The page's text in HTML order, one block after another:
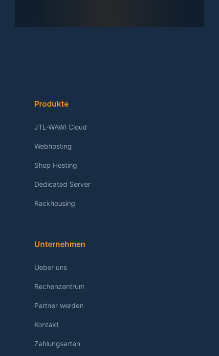
Produkte
JTL-WAWI Cloud
Webhosting
Shop Hosting
Dedicated Server
Rackhousing
Unternehmen
Ueber uns
Rechenzentrum
Partner werden
Kontakt
Zahlungsarten